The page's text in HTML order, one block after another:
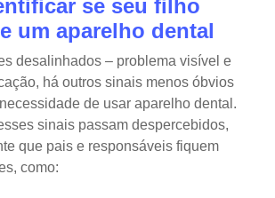
se seu filho
um aparelho dental
desalinhados – problema visível e
há outros sinais menos óbvios
de usar aparelho dental.
sinais passam despercebidos,
que pais e responsáveis fiquem
como: